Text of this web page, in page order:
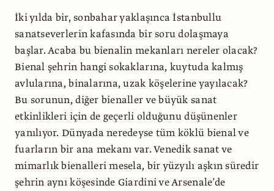
İki yılda bir, sonbahar yaklaşınca İstanbullu
sanatseverlerin kafasında bir soru dolaşmaya
başlar. Acaba bu bienalin mekanları nereler olacak?
Bienal şehrin hangi sokaklarına, kuytuda kalmış
avlularına, binalarına, uzak köşelerine yayılacak?
Bu sorunun, diğer bienaller ve büyük sanat
etkinlikleri için de geçerli olduğunu düşünenler
yanılıyor. Dünyada neredeyse tüm köklü bienal ve
fuarların bir ana mekanı var. Venedik sanat ve
mimarlık bienalleri mesela, bir yüzyılı aşkın süredir
şehrin aynı köşesinde Giardini ve Arsenale’de